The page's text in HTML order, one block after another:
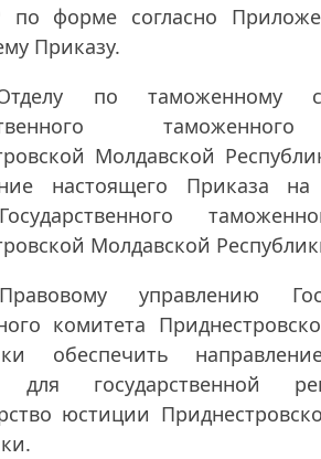
по форме согласно
Приказу.
по таможенному
Молдавской
настоящего Приказа
Молдавской
управлению
комитета
обеспечить
для государственной
юстиции